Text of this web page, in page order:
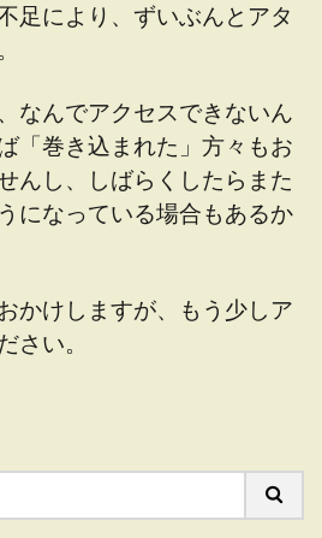
足により、ずいぶんとアタ
なんでアクセスできないん
「巻き込まれた」方々もお
んし、しばらくしたらまた
になっている場合もあるか
かけしますが、もう少しア
さい。